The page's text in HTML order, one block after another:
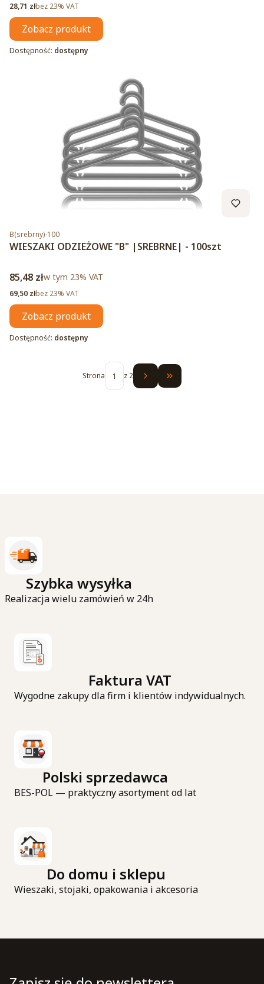
Cena netto
28,71 złbez 23% VAT
Zobacz produkt
Dostępność: dostępny
Kod produktu
B(srebrny)-100
WIESZAKI ODZIEŻOWE "B" |SREBRNE| - 100szt
Cena brutto
85,48 złw tym %s VAT
w tym 23% VAT
Cena netto
69,50 złbez 23% VAT
Zobacz produkt
Dostępność: dostępny
Strona z 2 Przejdź do ostatniej
Szybka wysyłka
Realizacja wielu zamówień w 24h
Faktura VAT
Wygodne zakupy dla firm i klientów indywidualnych.
Polski sprzedawca
BES-POL — praktyczny asortyment od lat
Do domu i sklepu
Wieszaki, stojaki, opakowania i akcesoria